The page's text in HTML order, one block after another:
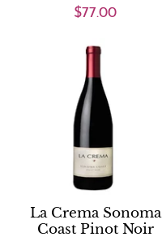
$77.00
La Crema Sonoma
Coast Pinot Noir